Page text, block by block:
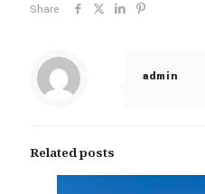
Share
admin
Related posts